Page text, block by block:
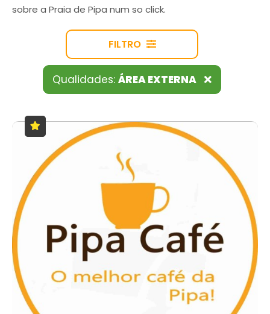
sobre a Praia de Pipa num so click.
FILTRO
Qualidades: ÁREA EXTERNA